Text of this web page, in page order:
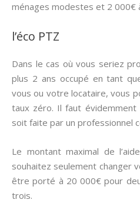
ménages modestes et 2 000€
l’éco PTZ
Dans le cas où vous seriez
plus 2 ans occupé en tant
vous ou votre locataire, vous
taux zéro. Il faut évidemment
soit faite par un professionnel
Le montant maximal de
souhaitez seulement changer
être porté à 20 000€ pour
trois.